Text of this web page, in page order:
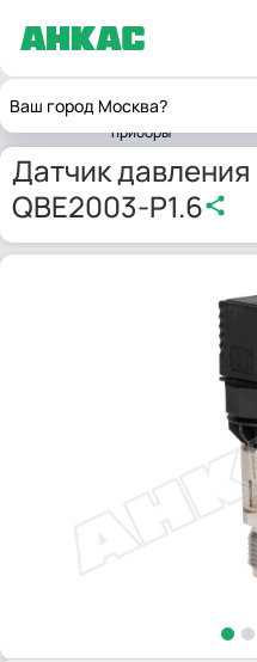
Ваш город Москва?
Главнаяизмерительные
приборы
Датчик
QBE2003-P1.6